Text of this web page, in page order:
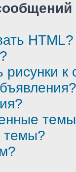
HTML?
рисунки
темы?